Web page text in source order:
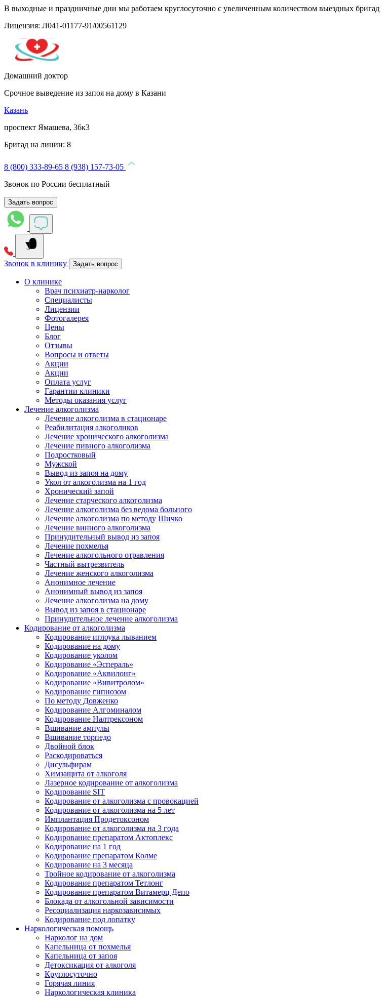
В выходные и праздничные дни мы работаем круглосуточно с увеличенным количеством выездных бригад
Лицензия: Л041-01177-91/00561129
Домашний доктор
Срочное выведение из запоя на дому в Казани
Казань
проспект Ямашева, 36к3
Бригад на линии: 8
8 (800) 333-89-65 8 (938) 157-73-05
Звонок по России бесплатный
Задать вопрос
Звонок в клинику Задать вопрос
О клинике
Врач психиатр-нарколог
Специалисты
Лицензии
Фотогалерея
Цены
Блог
Отзывы
Вопросы и ответы
Акции
Акции
Оплата услуг
Гарантии клиники
Методы оказания услуг
Лечение алкоголизма
Лечение алкоголизма в стационаре
Реабилитация алкоголиков
Лечение хронического алкоголизма
Лечение пивного алкоголизма
Подростковый
Мужской
Вывод из запоя на дому
Укол от алкоголизма на 1 год
Хронический запой
Лечение старческого алкоголизма
Лечение алкоголизма без ведома больного
Лечение алкоголизма по методу Шичко
Лечение винного алкоголизма
Принудительный вывод из запоя
Лечение похмелья
Лечение алкогольного отравления
Частный вытрезвитель
Лечение женского алкоголизма
Анонимное лечение
Анонимный вывод из запоя
Лечение алкоголизма на дому
Вывод из запоя в стационаре
Принудительное лечение алкоголизма
Кодирование от алкоголизма
Кодирование иглоука лыванием
Кодирование на дому
Кодирование уколом
Кодирование «Эспераль»
Кодирование «Аквилонг»
Кодирование «Вивитролом»
Кодирование гипнозом
По методу Довженко
Кодирование Алгоминалом
Кодирование Налтрексоном
Вшивание ампулы
Вшивание торпедо
Двойной блок
Раскодироваться
Дисульфирам
Химзащита от алкоголя
Лазерное кодирование от алкоголизма
Кодирование SIT
Кодирование от алкоголизма с провокацией
Кодирование от алкоголизма на 5 лет
Имплантация Продетоксоном
Кодирование от алкоголизма на 3 года
Кодирование препаратом Актоплекс
Кодирование на 1 год
Кодирование препаратом Колме
Кодирование на 3 месяца
Тройное кодирование от алкоголизма
Кодирование препаратом Тетлонг
Кодирование препаратом Витамерц Депо
Блокада от алкогольной зависимости
Ресоциализация наркозависимых
Кодирование под лопатку
Наркологическая помощь
Нарколог на дом
Капельница от похмелья
Капельница от запоя
Детоксикация от алкоголя
Круглосуточно
Горячая линия
Наркологическая клиника